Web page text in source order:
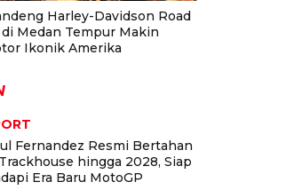
Harley-Davidson Road
Medan Tempur Makin
Ikonik Amerika
Fernandez Resmi Bertahan
hingga 2028, Siap
Era Baru MotoGP